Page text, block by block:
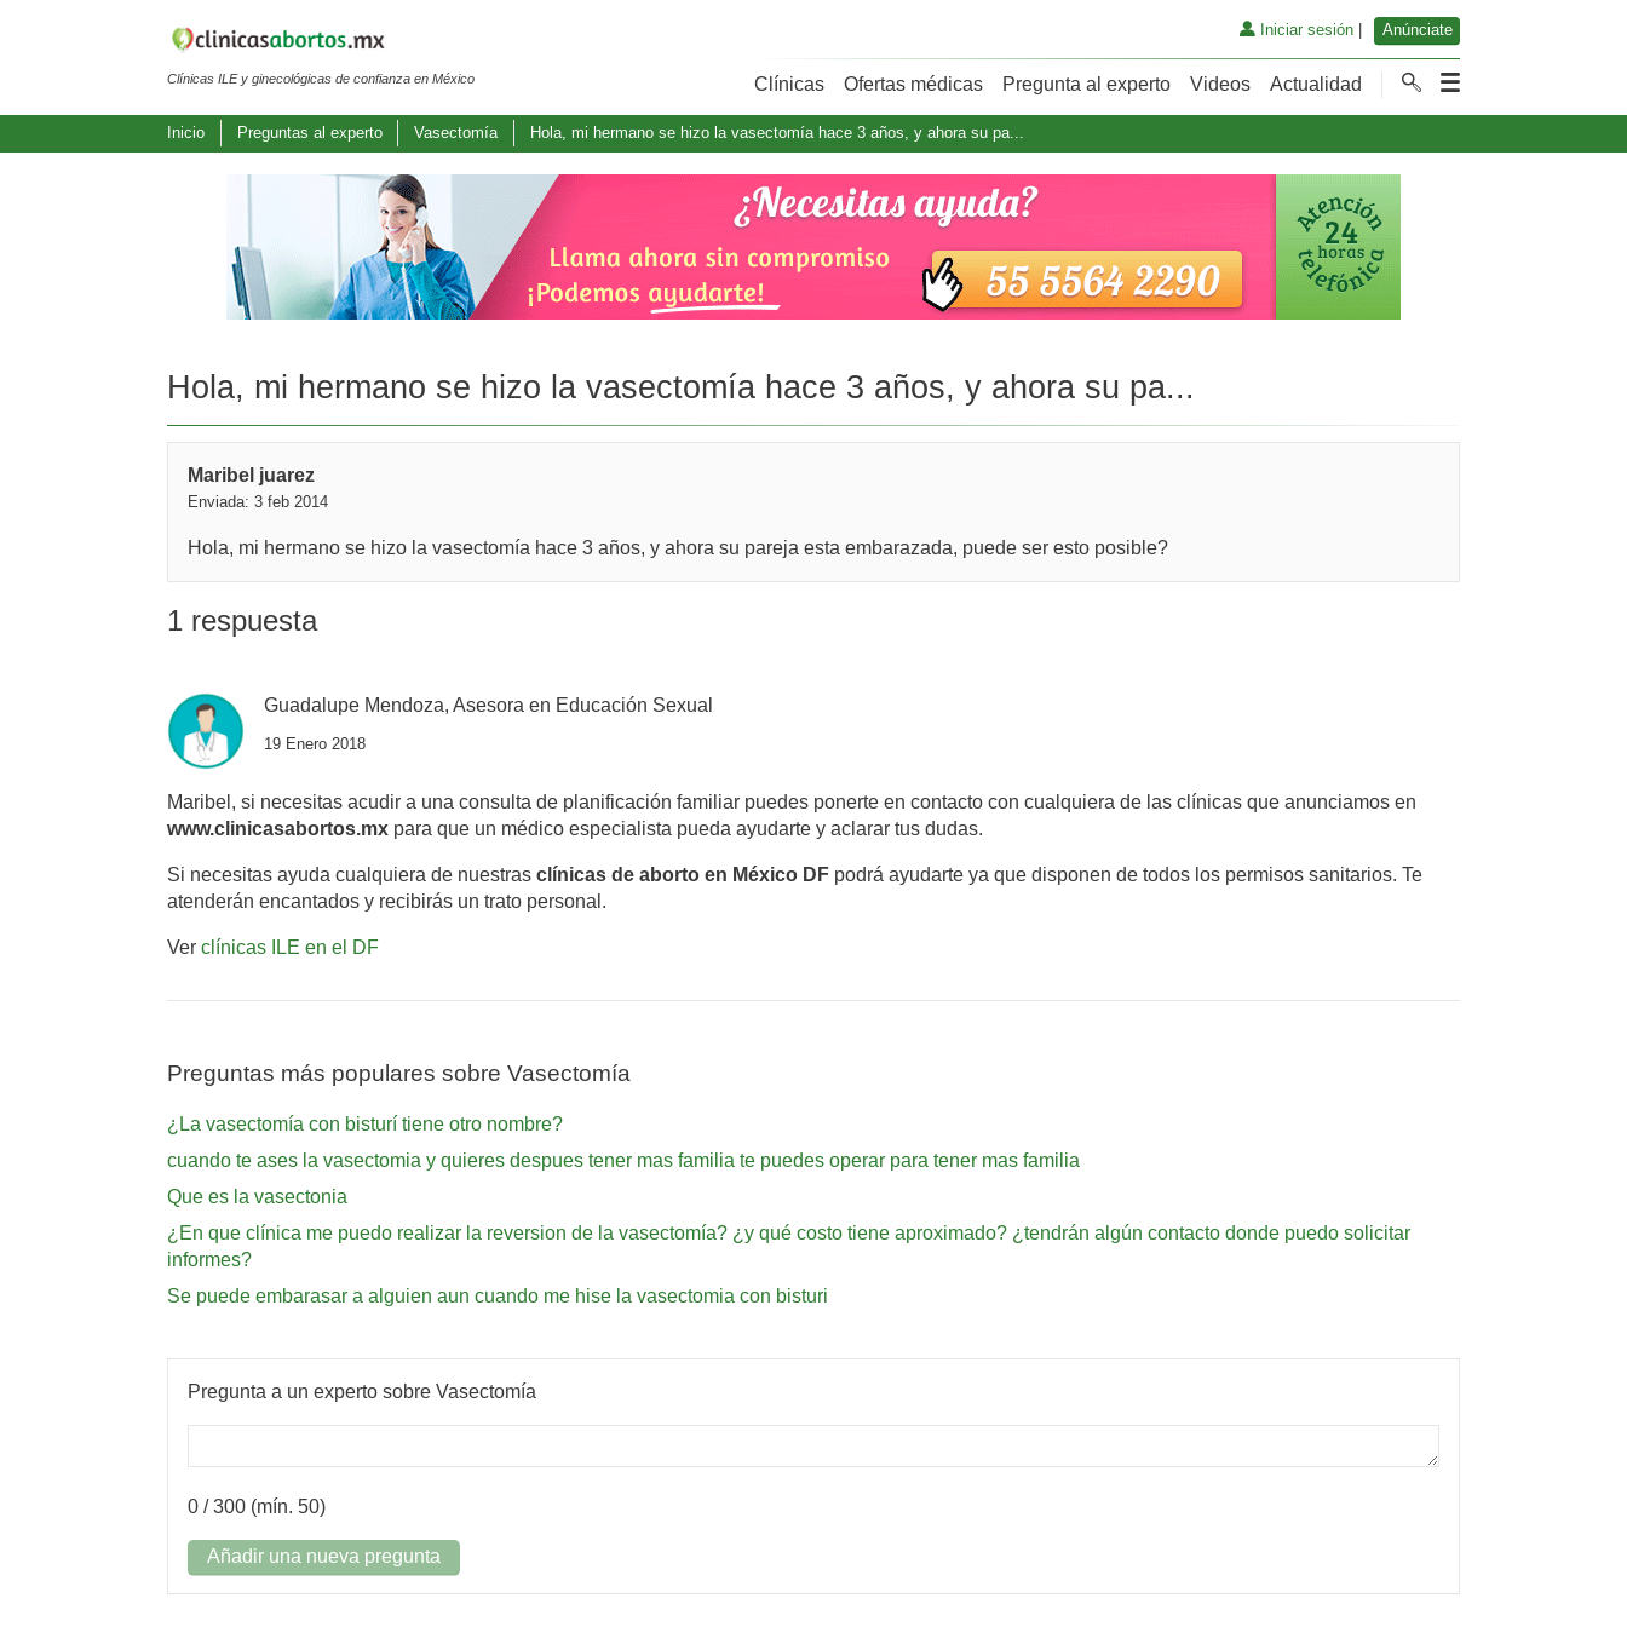
Clínicas ILE y ginecológicas de confianza en México
Iniciar sesión| Anúnciate
Clínicas Ofertas médicas Pregunta al experto Videos Actualidad
Inicio Preguntas al experto Vasectomía Hola, mi hermano se hizo la vasectomía hace 3 años, y ahora su pa...
Hola, mi hermano se hizo la vasectomía hace 3 años, y ahora su pa...
Maribel juarez
Enviada: 3 feb 2014
Hola, mi hermano se hizo la vasectomía hace 3 años, y ahora su pareja esta embarazada, puede ser esto posible?
1 respuesta
Guadalupe Mendoza, Asesora en Educación Sexual
19 Enero 2018
Maribel, si necesitas acudir a una consulta de planificación familiar puedes ponerte en contacto con cualquiera de las clínicas que anunciamos en
www.clinicasabortos.mx para que un médico especialista pueda ayudarte y aclarar tus dudas.
Si necesitas ayuda cualquiera de nuestras clínicas de aborto en México DF podrá ayudarte ya que disponen de todos los permisos sanitarios. Te
atenderán encantados y recibirás un trato personal.
Ver clínicas ILE en el DF
Preguntas más populares sobre Vasectomía
¿La vasectomía con bisturí tiene otro nombre?
cuando te ases la vasectomia y quieres despues tener mas familia te puedes operar para tener mas familia
Que es la vasectonia
¿En que clínica me puedo realizar la reversion de la vasectomía? ¿y qué costo tiene aproximado? ¿tendrán algún contacto donde puedo solicitar
informes?
Se puede embarasar a alguien aun cuando me hise la vasectomia con bisturi
Pregunta a un experto sobre Vasectomía
0 / 300 (mín. 50)
Añadir una nueva pregunta